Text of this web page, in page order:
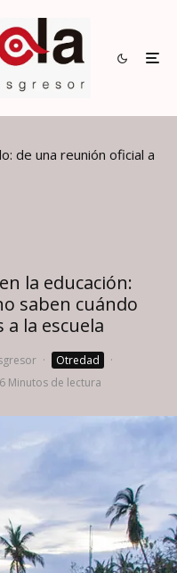
de una reunión oficial a
la educación:
saben cuándo
la escuela
· Otredad
·
6 Minutos de lectura